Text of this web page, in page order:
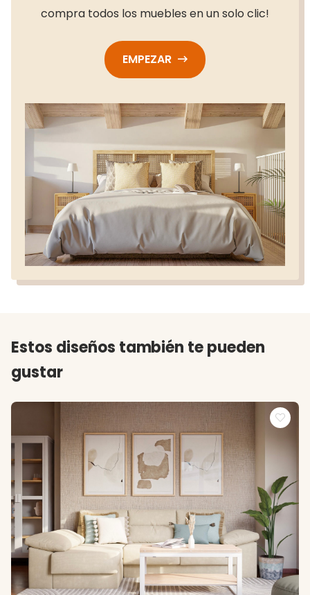
compra todos los muebles en un solo clic!
EMPEZAR
Estos diseños también te pueden
gustar